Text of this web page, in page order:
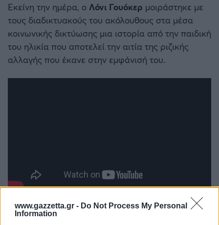
www.gazzetta.gr - Do Not Process My Personal
Information
Εκείνη την ημέρα, ο Λόνι Γουόκερ μοιράστηκε με
τους διαδικτυακούς του ακόλουθους στα μέσα
κοινωνικής δικτύωσης μια ιστορία από την παιδική
του ηλικία που αποτελεί την αιτία της ριζικής
αλλαγής που έκανε στην εμφάνισή του.